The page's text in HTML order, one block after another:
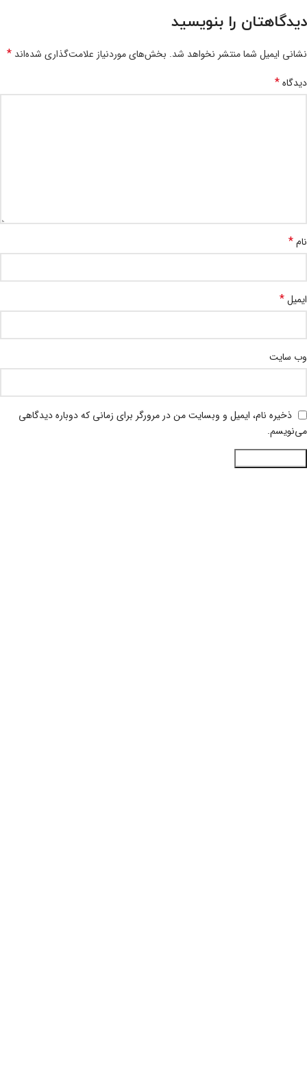
دیدگاهتان را بنویسید
نشانی ایمیل شما منتشر نخواهد شد. بخش‌های موردنیاز علامت‌گذاری شده‌اند *
دیدگاه*
نام*
ایمیل*
وب‌ سایت
ذخیره نام، ایمیل و وبسایت من در مرورگر برای زمانی که دوباره دیدگاهی
می‌نویسم.